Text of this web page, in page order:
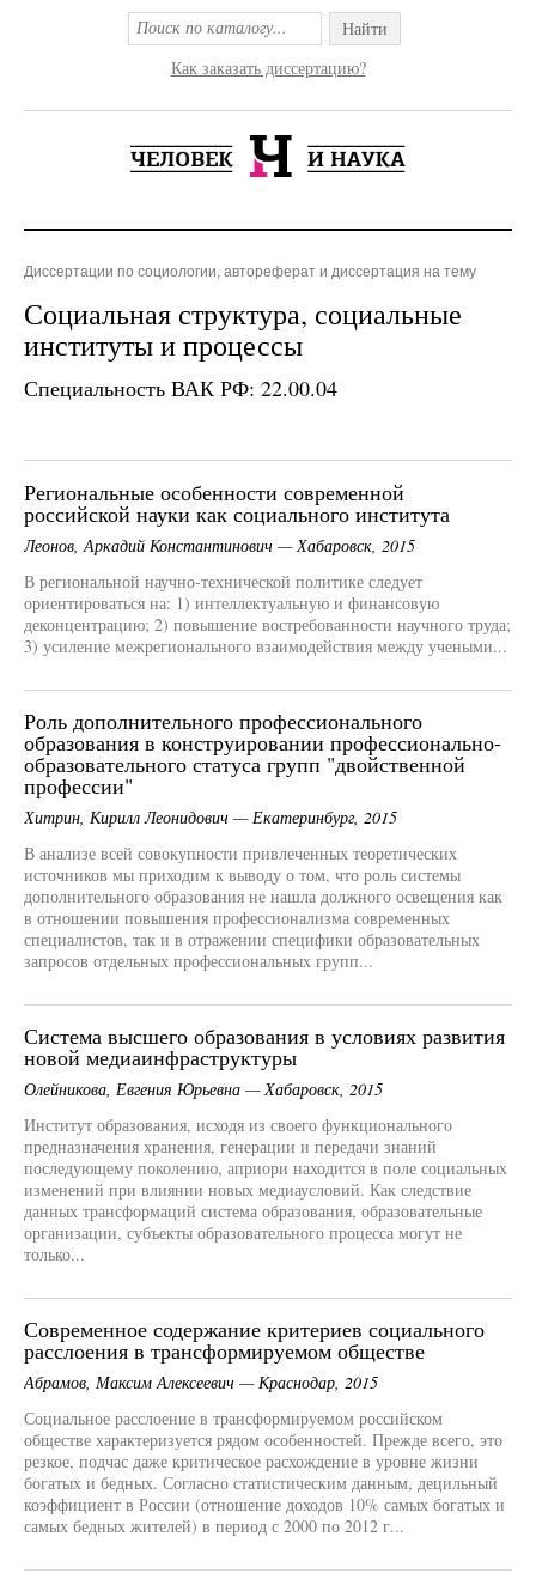
Найти
Как заказать диссертацию?
Диссертации по социологии, автореферат и диссертация на тему
Социальная структура, социальные
институты и процессы
Специальность ВАК РФ: 22.00.04
Региональные особенности современной
российской науки как социального института
Леонов, Аркадий Константинович — Хабаровск, 2015
В региональной научно-технической политике следует
ориентироваться на: 1) интеллектуальную и финансовую
деконцентрацию; 2) повышение востребованности научного труда;
3) усиление межрегионального взаимодействия между учеными...
Роль дополнительного профессионального
образования в конструировании профессионально-
образовательного статуса групп "двойственной
профессии"
Хитрин, Кирилл Леонидович — Екатеринбург, 2015
В анализе всей совокупности привлеченных теоретических
источников мы приходим к выводу о том, что роль системы
дополнительного образования не нашла должного освещения как
в отношении повышения профессионализма современных
специалистов, так и в отражении специфики образовательных
запросов отдельных профессиональных групп...
Система высшего образования в условиях развития
новой медиаинфраструктуры
Олейникова, Евгения Юрьевна — Хабаровск, 2015
Институт образования, исходя из своего функционального
предназначения хранения, генерации и передачи знаний
последующему поколению, априори находится в поле социальных
изменений при влиянии новых медиаусловий. Как следствие
данных трансформаций система образования, образовательные
организации, субъекты образовательного процесса могут не
только...
Современное содержание критериев социального
расслоения в трансформируемом обществе
Абрамов, Максим Алексеевич — Краснодар, 2015
Социальное расслоение в трансформируемом российском
обществе характеризуется рядом особенностей. Прежде всего, это
резкое, подчас даже критическое расхождение в уровне жизни
богатых и бедных. Согласно статистическим данным, децильный
коэффициент в России (отношение доходов 10% самых богатых и
самых бедных жителей) в период с 2000 по 2012 г...